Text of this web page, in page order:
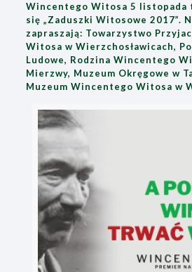
Wincentego Witosa 5 listopada
się „Zaduszki Witosowe 2017”.
zapraszają: Towarzystwo
Witosa w Wierzchosławicach,
Ludowe, Rodzina Wincentego
Mierzwy, Muzeum Okręgowe w
Muzeum Wincentego Witosa w